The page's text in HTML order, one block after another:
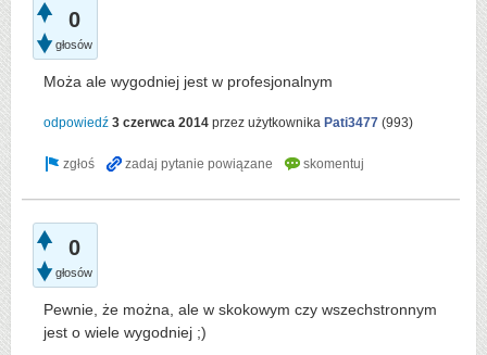
0
głosów
Moża ale wygodniej jest w profesjonalnym
odpowiedź 3 czerwca 2014 przez użytkownika Pati3477 (993)
0
głosów
Pewnie, że można, ale w skokowym czy wszechstronnym
jest o wiele wygodniej ;)